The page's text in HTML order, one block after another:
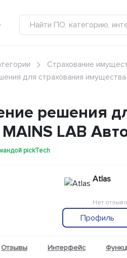
Страхование
для страхования
решения
LAB
pickTech
Atlas
Нет
Профиль
Отзывы Интерфейс